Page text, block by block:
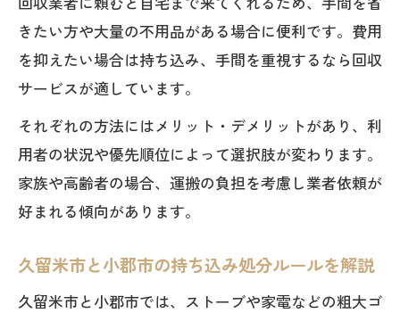
きたい方や大量の不用品がある場合に便利です。費用
を抑えたい場合は持ち込み、手間を重視するなら回収
サービスが適しています。
それぞれの方法にはメリット・デメリットがあり、利
用者の状況や優先順位によって選択肢が変わります。
家族や高齢者の場合、運搬の負担を考慮し業者依頼が
好まれる傾向があります。
久留米市と小郡市の持ち込み処分ルールを解説
久留米市と小郡市では、ストーブや家電などの粗大ゴ